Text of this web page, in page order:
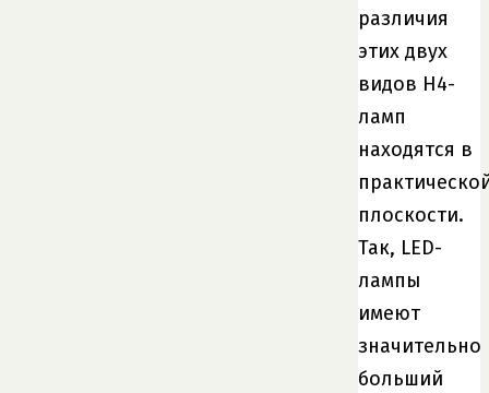
различия
этих двух
видов H4-
ламп
находятся в
плоскости.
Так, LED-
лампы
имеют
значительно
больший